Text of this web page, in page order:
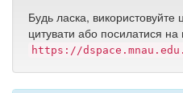
Будь ласка, використовуйте
цитувати або посилатися на
https://